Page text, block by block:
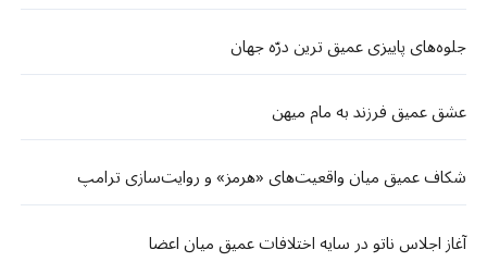
جلوه‌های پاییزی عمیق ترین درّه جهان
عشق عمیق فرزند به مام میهن
شکاف عمیق میان واقعیت‌های «هرمز» و روایت‌سازی ترامپ
آغاز اجلاس ناتو در سایه اختلافات عمیق میان اعضا